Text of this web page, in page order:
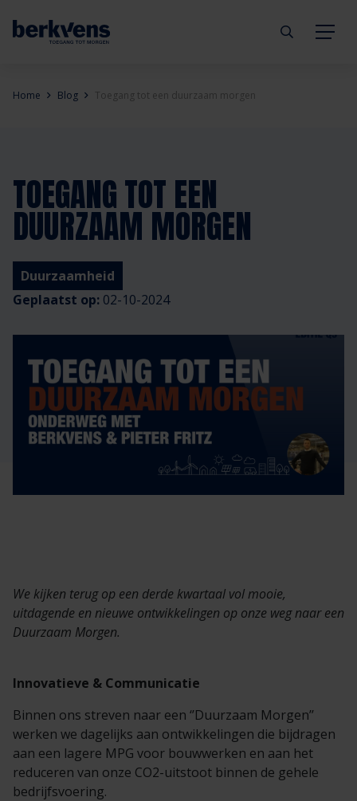
Kozijnen
Hang- & sluitwerk
Diensten
Veelgestelde vragen
Meergezinswoning
Utiliteitsgebouw
Prefab woning
Architect
Projectontwikkelaar
Handelspartner
Brandwerend
Geluidwerend
Rookwerend
Brochures
Technische documentatie
Webshop
Inspiratie
Verkooppunten
Organisatie
Duurzaamheid
GND Garantiedeuren
Home Blog Toegang tot een duurzaam morgen
TOEGANG TOT EEN
DUURZAAM MORGEN
Duurzaamheid
Geplaatst op: 02-10-2024
We kijken terug op een derde kwartaal vol mooie,
uitdagende en nieuwe ontwikkelingen op onze weg naar een
Duurzaam Morgen.
Innovatieve & Communicatie
Binnen ons streven naar een ‘’Duurzaam Morgen’’
werken we dagelijks aan ontwikkelingen die bijdragen
aan een lagere MPG voor bouwwerken en aan het
reduceren van onze CO2-uitstoot binnen de gehele
bedrijfsvoering.